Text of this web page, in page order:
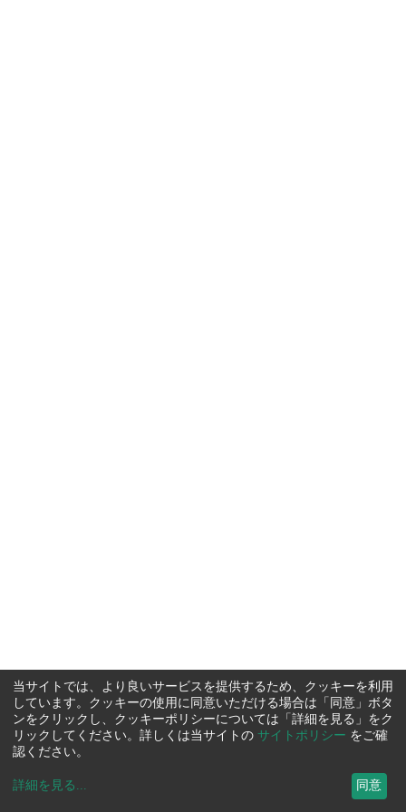
当サイトでは、より良いサービスを提供するため、クッキーを利用
しています。クッキーの使用に同意いただける場合は「同意」ボタ
ンをクリックし、クッキーポリシーについては「詳細を見る」をク
リックしてください。詳しくは当サイトの サイトポリシー をご確
認ください。
詳細を見る ... 同意